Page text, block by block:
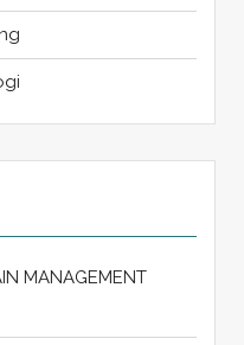
MANAGEMENT